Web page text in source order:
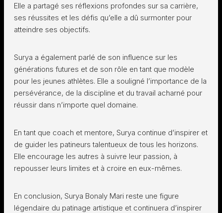
Elle a partagé ses réflexions profondes sur sa carrière,
ses réussites et les défis qu’elle a dû surmonter pour
atteindre ses objectifs.
Surya a également parlé de son influence sur les
générations futures et de son rôle en tant que modèle
pour les jeunes athlètes. Elle a souligné l’importance de la
persévérance, de la discipline et du travail acharné pour
réussir dans n’importe quel domaine.
En tant que coach et mentore, Surya continue d’inspirer et
de guider les patineurs talentueux de tous les horizons.
Elle encourage les autres à suivre leur passion, à
repousser leurs limites et à croire en eux-mêmes.
En conclusion, Surya Bonaly Mari reste une figure
légendaire du patinage artistique et continuera d’inspirer